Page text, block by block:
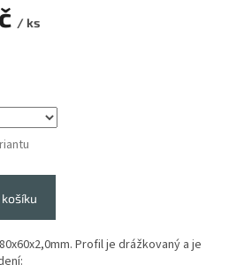
/ ks
Profil je drážkovaný a je